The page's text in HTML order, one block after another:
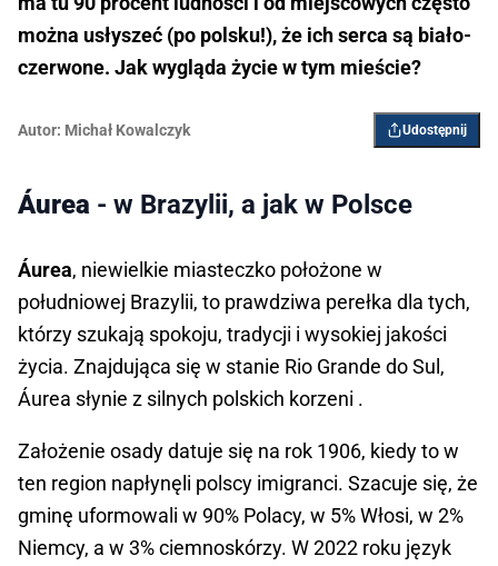
można usłyszeć (po polsku!), że ich serca są biało-
czerwone. Jak wygląda życie w tym mieście?
Autor: Michał Kowalczyk Udostępnij
Áurea - w Brazylii, a jak w Polsce
Áurea, niewielkie miasteczko położone w
południowej Brazylii, to prawdziwa perełka dla tych,
którzy szukają spokoju, tradycji i wysokiej jakości
życia. Znajdująca się w stanie Rio Grande do Sul,
Áurea słynie z silnych polskich korzeni .
Założenie osady datuje się na rok 1906, kiedy to w
ten region napłynęli polscy imigranci. Szacuje się, że
gminę uformowali w 90% Polacy, w 5% Włosi, w 2%
Niemcy, a w 3% ciemnoskórzy. W 2022 roku język